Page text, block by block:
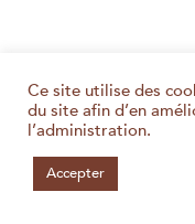
Ce site utilise des
du site afin d’en
l’administration.
Accepter